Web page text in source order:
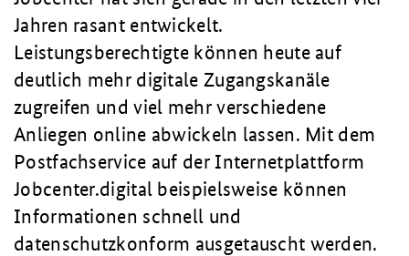
Jahren rasant entwickelt.
Leistungsberechtigte können heute auf
deutlich mehr digitale Zugangskanäle
zugreifen und viel mehr verschiedene
Anliegen online abwickeln lassen. Mit dem
Postfachservice auf der Internetplattform
Jobcenter.digital beispielsweise können
Informationen schnell und
datenschutzkonform ausgetauscht werden.